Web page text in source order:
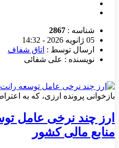
شناسه : 2867
05 ژانویه 2026 - 14:32
ارسال توسط : اتاق شفاف
نویسنده : علی شفائی
بازخوانی پرونده ارزی، که به
ارز چند نرخی عامل
منابع مالی کشور